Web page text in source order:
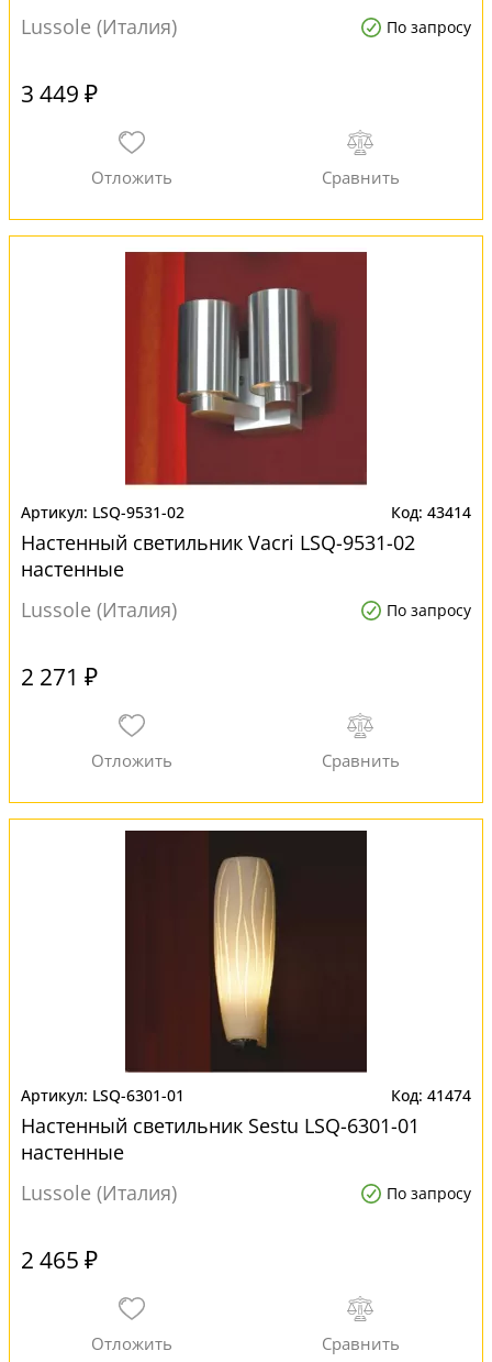
Lussole (Италия)
По запросу
3 449 ₽
LSQ-9531-02 43414
Настенный светильник Vacri LSQ-9531-02
настенные
Lussole (Италия)
По запросу
2 271 ₽
LSQ-6301-01 41474
Настенный светильник Sestu LSQ-6301-01
настенные
Lussole (Италия)
По запросу
2 465 ₽